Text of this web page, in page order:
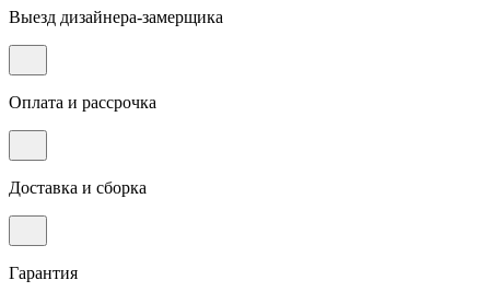
Выезд дизайнера-замерщика
Оплата и рассрочка
Доставка и сборка
Гарантия